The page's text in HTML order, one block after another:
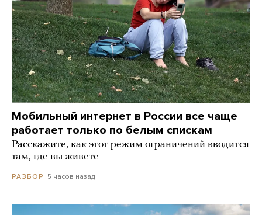
Мобильный интернет в России все чаще
работает только по белым спискам
Расскажите, как этот режим ограничений вводится
там, где вы живете
РАЗБОР 5 часов назад